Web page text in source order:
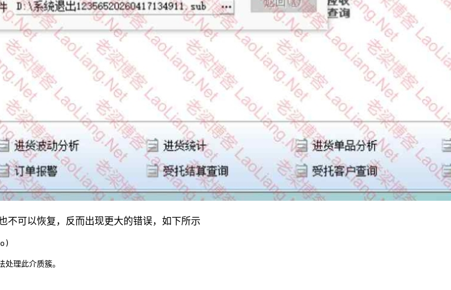
不可以恢复，反而出现更大的错误，如下所示
理此介质簇。